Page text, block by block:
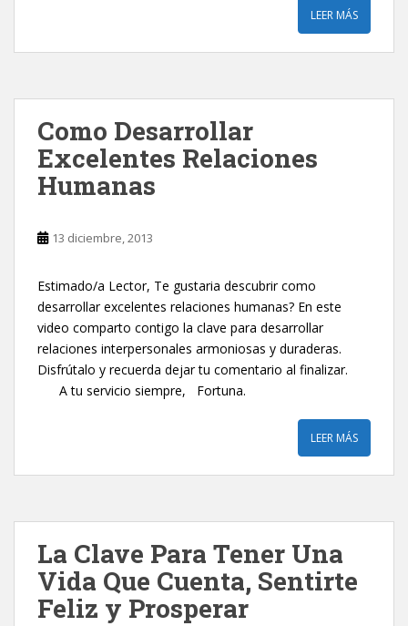
LEER MÁS
Como Desarrollar
Excelentes Relaciones
Humanas
13 diciembre, 2013
Estimado/a Lector, Te gustaria descubrir como
desarrollar excelentes relaciones humanas? En este
video comparto contigo la clave para desarrollar
relaciones interpersonales armoniosas y duraderas.
Disfrútalo y recuerda dejar tu comentario al finalizar.
A tu servicio siempre, Fortuna.
LEER MÁS
La Clave Para Tener Una
Vida Que Cuenta, Sentirte
Feliz y Prosperar